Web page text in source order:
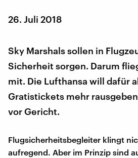
26. Juli 2018
Sky Marshals sollen in
Sicherheit sorgen. Darum
mit. Die Lufthansa will dafür
Gratistickets mehr
vor Gericht.
Flugsicherheitsbegleiter klingt
aufregend. Aber im Prinzip sind